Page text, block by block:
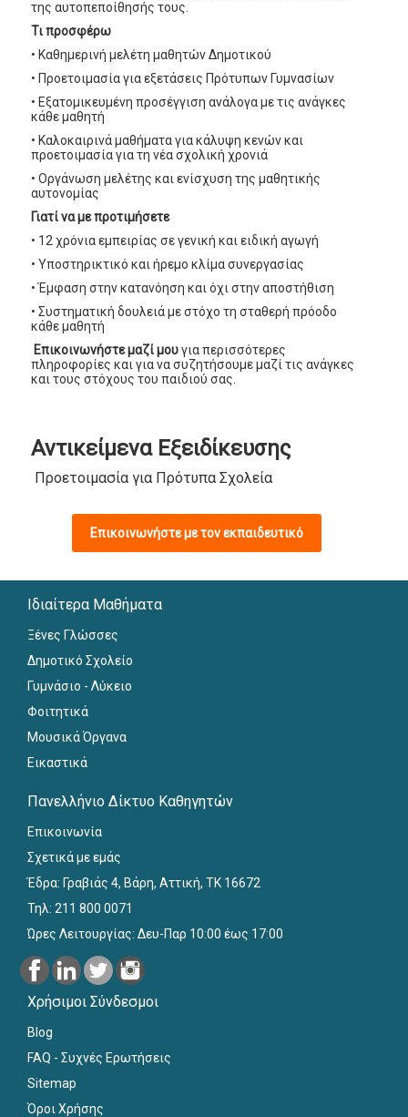
της αυτοπεποίθησής τους.
Τι προσφέρω
• Καθημερινή μελέτη μαθητών Δημοτικού
• Προετοιμασία για εξετάσεις Πρότυπων Γυμνασίων
• Εξατομικευμένη προσέγγιση ανάλογα με τις ανάγκες
κάθε μαθητή
• Καλοκαιρινά μαθήματα για κάλυψη κενών και
προετοιμασία για τη νέα σχολική χρονιά
• Οργάνωση μελέτης και ενίσχυση της μαθητικής
αυτονομίας
Γιατί να με προτιμήσετε
• 12 χρόνια εμπειρίας σε γενική και ειδική αγωγή
• Υποστηρικτικό και ήρεμο κλίμα συνεργασίας
• Έμφαση στην κατανόηση και όχι στην αποστήθιση
• Συστηματική δουλειά με στόχο τη σταθερή πρόοδο
κάθε μαθητή
Επικοινωνήστε μαζί μουγια περισσότερες
πληροφορίες και για να συζητήσουμε μαζί τις ανάγκες
και τους στόχους του παιδιού σας.
Αντικείμενα Εξειδίκευσης
Προετοιμασία για Πρότυπα Σχολεία
Επικοινωνήστε με τον εκπαιδευτικό
Ιδιαίτερα Μαθήματα
Ξένες Γλώσσες
Δημοτικό Σχολείο
Γυμνάσιο - Λύκειο
Φοιτητικά
Μουσικά Όργανα
Εικαστικά
Πανελλήνιο Δίκτυο Καθηγητών
Επικοινωνία
Σχετικά με εμάς
Έδρα: Γραβιάς 4, Βάρη, Αττική, ΤΚ 16672
Τηλ: 211 800 0071
Ώρες Λειτουργίας: Δευ-Παρ 10:00 έως 17:00
Χρήσιμοι Σύνδεσμοι
Blog
FAQ - Συχνές Ερωτήσεις
Sitemap
Όροι Χρήσης